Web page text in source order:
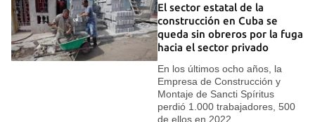
El sector estatal de la
construcción en Cuba se
queda sin obreros por la fuga
hacia el sector privado
En los últimos ocho años, la
Empresa de Construcción y
Montaje de Sancti Spíritus
perdió 1.000 trabajadores, 500
de ellos en 2022